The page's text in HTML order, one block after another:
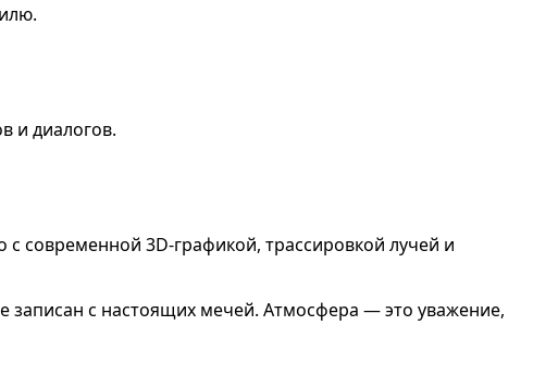
и диалогов.
современной 3D-графикой, трассировкой лучей и
записан с настоящих мечей. Атмосфера — это уважение,